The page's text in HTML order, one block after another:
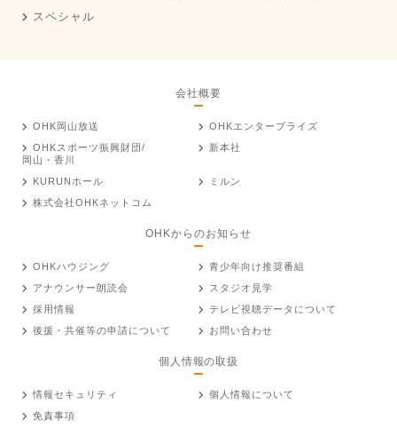
スペシャル
会社概要
OHK岡山放送
OHKエンタープライズ
OHKスポーツ振興財団/
岡山・香川
新本社
KURUNホール
ミルン
株式会社OHKネットコム
OHKからのお知らせ
OHKハウジング
青少年向け推奨番組
アナウンサー朗読会
スタジオ見学
採用情報
テレビ視聴データについて
後援・共催等の申請について
お問い合わせ
個人情報の取扱
情報セキュリティ
個人情報について
免責事項